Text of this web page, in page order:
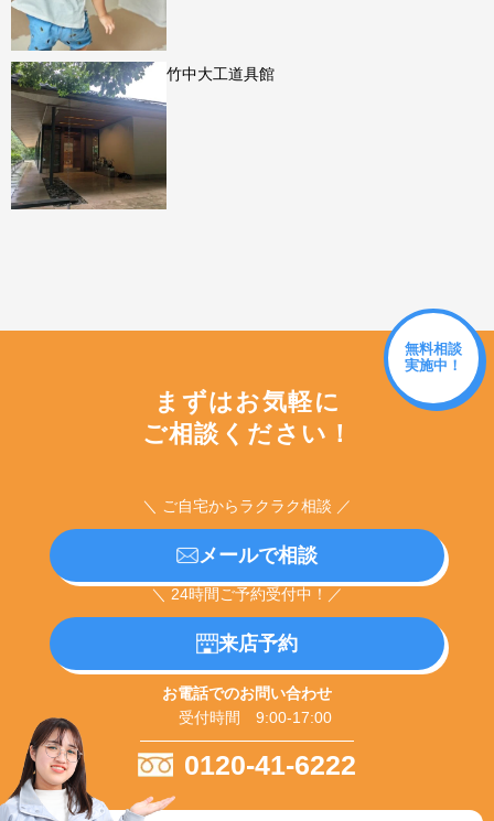
竹中大工道具館
無料相談
実施中！
まずはお気軽に
ご相談ください！
＼ ご自宅からラクラク相談 ／
メールで相談
＼ 24時間ご予約受付中！／
来店予約
お電話でのお問い合わせ
受付時間 9:00-17:00
0120-41-6222